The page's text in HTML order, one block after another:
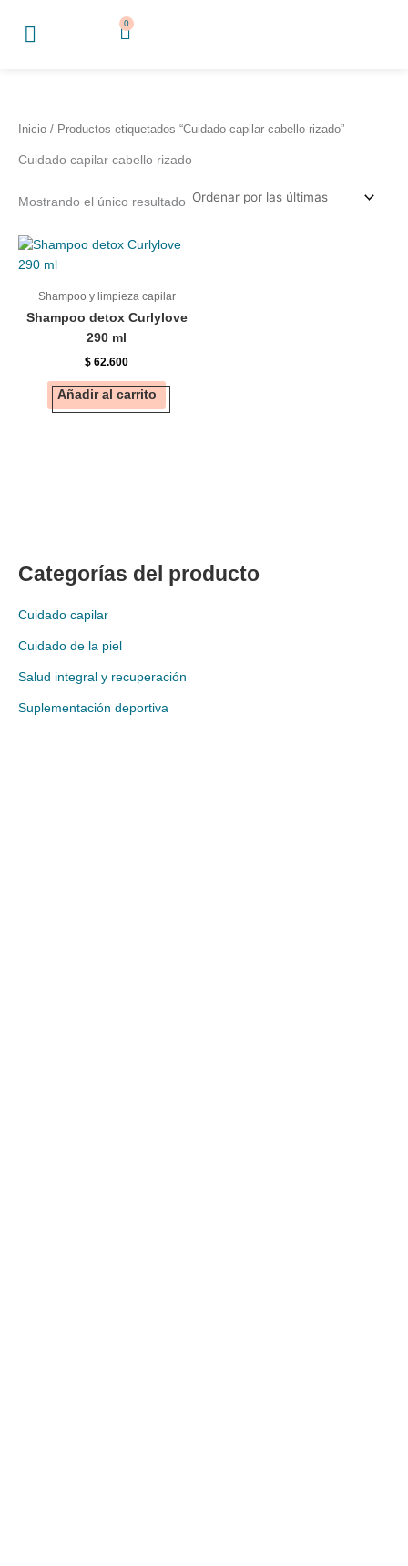
0
Cart
Categorías del producto
Cuidado capilar
Cuidado de la piel
Salud integral y recuperación
Suplementación deportiva
Inicio / Productos etiquetados “Cuidado capilar cabello rizado”
Cuidado capilar cabello rizado
Mostrando el único resultado
Shampoo y limpieza capilar
Shampoo detox Curlylove
290 ml
$ 62.600
Añadir al carrito